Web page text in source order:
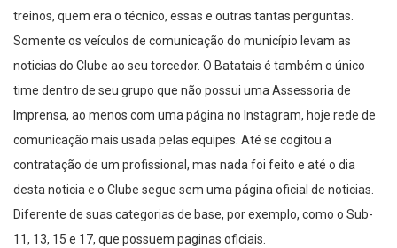
treinos, quem era o técnico, essas e outras tantas perguntas.
Somente os veículos de comunicação do município levam as
noticias do Clube ao seu torcedor. O Batatais é também o único
time dentro de seu grupo que não possui uma Assessoria de
Imprensa, ao menos com uma página no Instagram, hoje rede de
comunicação mais usada pelas equipes. Até se cogitou a
contratação de um profissional, mas nada foi feito e até o dia
desta noticia e o Clube segue sem uma página oficial de noticias.
Diferente de suas categorias de base, por exemplo, como o Sub-
11, 13, 15 e 17, que possuem paginas oficiais.